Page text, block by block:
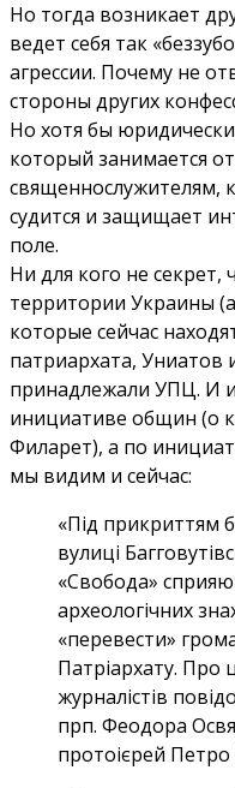
Но тогда возникает
ведет себя так
агрессии. Почему не
стороны других
Но хотя бы
который занимается
священнослужителям,
судится и защищает
поле.
Ни для кого не секрет,
территории Украины
которые сейчас
патриархата,
принадлежали УПЦ. И
инициативе общин (о
Филарет), а по
мы видим и сейчас:
«Під прикриттям
вулиці
«Свобода»
археологічних
«перевести»
Патріархату. Про
журналістів
прп. Феодора
протоієрей